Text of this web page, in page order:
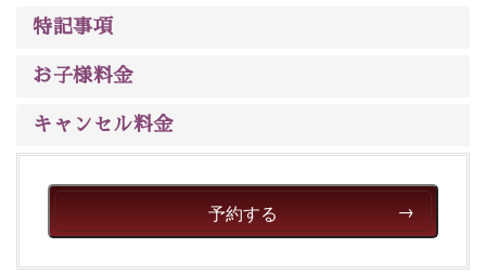
特記事項
お子様料金
キャンセル料金
予約する